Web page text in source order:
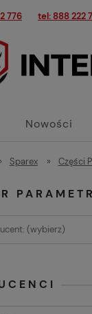
776 tel: 888 222
Nowości
Sparex » Części
(wybierz)